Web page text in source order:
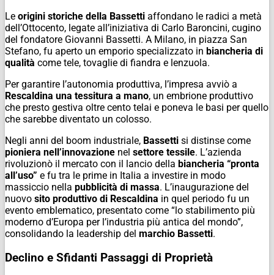
Le origini storiche della Bassetti affondano le radici a metà
dell’Ottocento, legate all’iniziativa di Carlo Baroncini, cugino
del fondatore Giovanni Bassetti. A Milano, in piazza San
Stefano, fu aperto un emporio specializzato in biancheria di
qualità come tele, tovaglie di fiandra e lenzuola.
Per garantire l’autonomia produttiva, l’impresa avviò a
Rescaldina una tessitura a mano, un embrione produttivo
che presto gestiva oltre cento telai e poneva le basi per quello
che sarebbe diventato un colosso.
Negli anni del boom industriale, Bassetti si distinse come
pioniera nell’innovazione nel settore tessile. L’azienda
rivoluzionò il mercato con il lancio della biancheria “pronta
all’uso” e fu tra le prime in Italia a investire in modo
massiccio nella pubblicità di massa. L’inaugurazione del
nuovo sito produttivo di Rescaldina in quel periodo fu un
evento emblematico, presentato come “lo stabilimento più
moderno d’Europa per l’industria più antica del mondo”,
consolidando la leadership del marchio Bassetti.
Declino e Sfidanti Passaggi di Proprietà